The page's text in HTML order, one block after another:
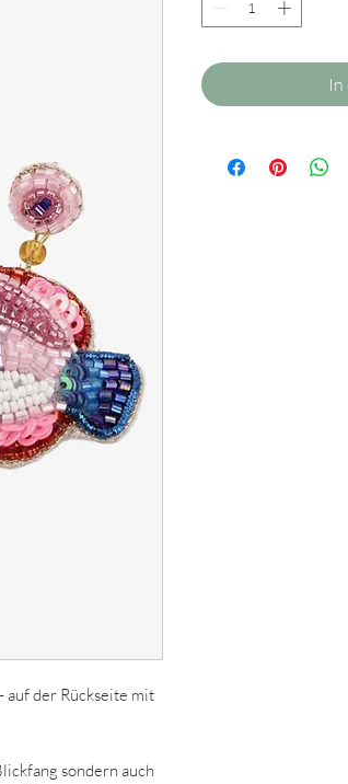
auf der Rückseite mit
sondern auch